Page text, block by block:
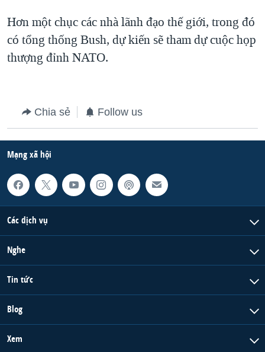
THƯỢNG ĐỈNH TRUMP-KIM TẠI VIỆT NAM
TRỊNH VĨNH BÌNH VS. CHÍNH PHỦ VIỆT NAM
NGƯ DÂN VIỆT VÀ LÀN SÓNG TRỘM HẢI SÂM
Hơn một chục các nhà lãnh đạo thế giới, trong đó
có tổng thống Bush, dự kiến sẽ tham dự cuộc họp
thượng đỉnh NATO.
Chia sẻ Follow us
Mạng xã hội
Các dịch vụ
Nghe
Tin tức
Blog
Xem